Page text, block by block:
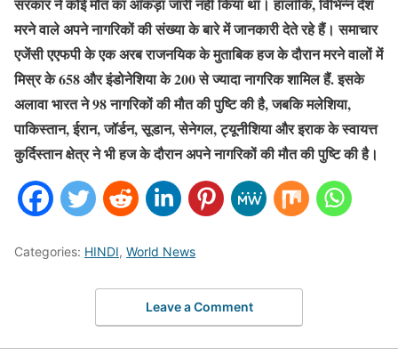
मरने वाले अपने नागरिकों की संख्या के बारे में जानकारी देते रहे हैं। समाचार
एजेंसी एएफपी के एक अरब राजनयिक के मुताबिक हज के दौरान मरने वालों में
मिस्र के 658 और इंडोनेशिया के 200 से ज्यादा नागरिक शामिल हैं. इसके
अलावा भारत ने 98 नागरिकों की मौत की पुष्टि की है, जबकि मलेशिया,
पाकिस्तान, ईरान, जॉर्डन, सूडान, सेनेगल, ट्यूनीशिया और इराक के स्वायत्त
कुर्दिस्तान क्षेत्र ने भी हज के दौरान अपने नागरिकों की मौत की पुष्टि की है।
Categories: HINDI, World News
Leave a Comment